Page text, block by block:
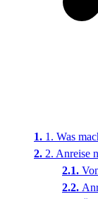
1. Was
2. Anreise